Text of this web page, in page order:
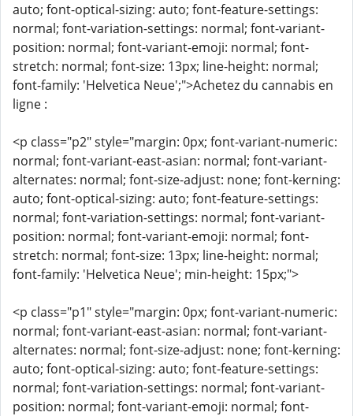
auto; font-optical-sizing: auto; font-feature-settings:
normal; font-variation-settings: normal; font-variant-
position: normal; font-variant-emoji: normal; font-
stretch: normal; font-size: 13px; line-height: normal;
font-family: 'Helvetica Neue';">Achetez du cannabis en
ligne :
<p class="p2" style="margin: 0px; font-variant-numeric:
normal; font-variant-east-asian: normal; font-variant-
alternates: normal; font-size-adjust: none; font-kerning:
auto; font-optical-sizing: auto; font-feature-settings:
normal; font-variation-settings: normal; font-variant-
position: normal; font-variant-emoji: normal; font-
stretch: normal; font-size: 13px; line-height: normal;
font-family: 'Helvetica Neue'; min-height: 15px;">
<p class="p1" style="margin: 0px; font-variant-numeric:
normal; font-variant-east-asian: normal; font-variant-
alternates: normal; font-size-adjust: none; font-kerning:
auto; font-optical-sizing: auto; font-feature-settings:
normal; font-variation-settings: normal; font-variant-
position: normal; font-variant-emoji: normal; font-